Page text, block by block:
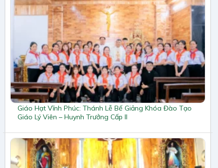
Giáo Hạt Vĩnh Phúc: Thánh Lễ Bế Giảng Khóa Đào Tạo
Giáo Lý Viên – Huynh Trưởng Cấp II